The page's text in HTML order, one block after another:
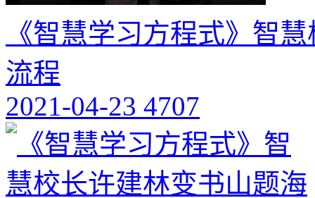
《智慧学习方程式》智
流程
2021-04-23 4707